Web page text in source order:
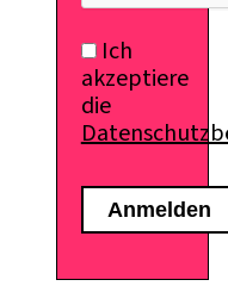
Ich
akzeptiere
die